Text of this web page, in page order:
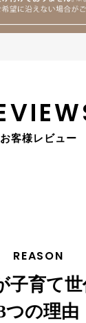
お客様レビュー
REASON
子育て
つの理由